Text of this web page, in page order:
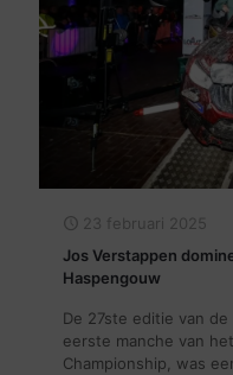
23 februari 2025
Jos Verstappen
Haspengouw
De 27ste editie van
eerste manche van
Championship, was